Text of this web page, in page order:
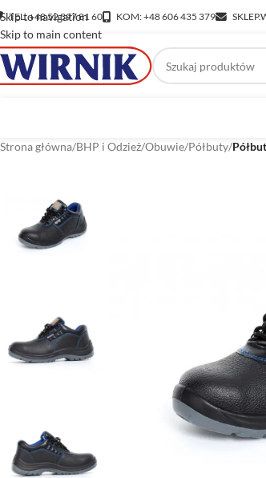
Skip to navigation
Skip to main content
TEL: +48 52 397 81 60 KOM: +48 606 435 379
Strona główna/BHP i Odzież/Obuwie/Półbuty/